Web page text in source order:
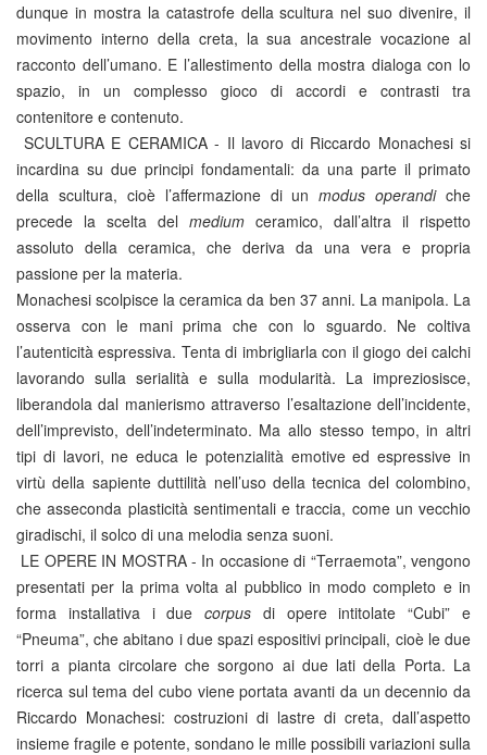
dunque in mostra la catastrofe della scultura nel suo divenire, il
movimento interno della creta, la sua ancestrale vocazione al
racconto dell’umano. E l’allestimento della mostra dialoga con lo
spazio, in un complesso gioco di accordi e contrasti tra
contenitore e contenuto.
SCULTURA E CERAMICA - Il lavoro di Riccardo Monachesi si
incardina su due principi fondamentali: da una parte il primato
della scultura, cioè l’affermazione di unmodus operandiche
precede la scelta del medium ceramico, dall’altra il rispetto
assoluto della ceramica, che deriva da una vera e propria
passione per la materia.
Monachesi scolpisce la ceramica da ben 37 anni. La manipola. La
osserva con le mani prima che con lo sguardo. Ne coltiva
l’autenticità espressiva. Tenta di imbrigliarla con il giogo dei calchi
lavorando sulla serialità e sulla modularità. La impreziosisce,
liberandola dal manierismo attraverso l’esaltazione dell’incidente,
dell’imprevisto, dell’indeterminato. Ma allo stesso tempo, in altri
tipi di lavori, ne educa le potenzialità emotive ed espressive in
virtù della sapiente duttilità nell’uso della tecnica del colombino,
che asseconda plasticità sentimentali e traccia, come un vecchio
giradischi, il solco di una melodia senza suoni.
LE OPERE IN MOSTRA - In occasione di “Terraemota”, vengono
presentati per la prima volta al pubblico in modo completo e in
forma installativa i duecorpus di opere intitolate “Cubi” e
“Pneuma”, che abitano i due spazi espositivi principali, cioè le due
torri a pianta circolare che sorgono ai due lati della Porta. La
ricerca sul tema del cubo viene portata avanti da un decennio da
Riccardo Monachesi: costruzioni di lastre di creta, dall’aspetto
insieme fragile e potente, sondano le mille possibili variazioni sulla